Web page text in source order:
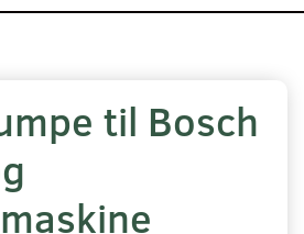
til Bosch